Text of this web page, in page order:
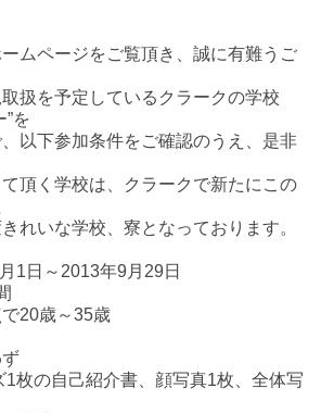
ムページをご覧頂き、誠に有難うご
扱を予定しているクラークの学校
”を
以下参加条件をご確認のうえ、是非
頂く学校は、クラークで新たにこの
れいな学校、寮となっております。
1日～2013年9月29日
20歳～35歳
1枚の自己紹介書、顔写真1枚、全体写